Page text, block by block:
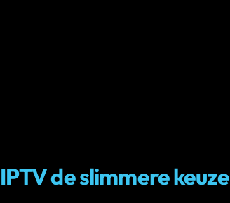
de slimmere keuze